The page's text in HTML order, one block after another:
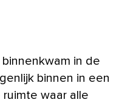
binnen in een
waar alle